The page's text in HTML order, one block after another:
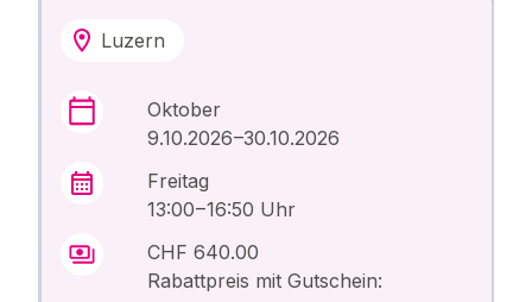
Luzern
Oktober
9.10.2026 –30.10.2026
Freitag
13:00 – 16:50 Uhr
CHF 640.00
Rabattpreis mit Gutschein: